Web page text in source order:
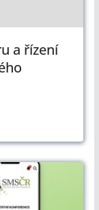
a řízení